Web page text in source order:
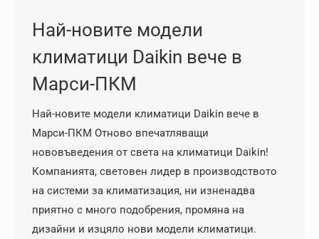
Най-новите модели
климатици Daikin вече в
Марси-ПКМ
Най-новите модели климатици Daikin вече в
Марси-ПКМ Отново впечатляващи
нововъведения от света на климатици Daikin!
Компанията, световен лидер в производството
на системи за климатизация, ни изненадва
приятно с много подобрения, промяна на
дизайни и изцяло нови модели климатици.